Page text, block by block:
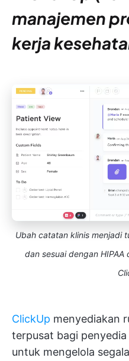
manajemen
kerja
Ubah catatan klinis menjadi
dan sesuai dengan
ClickUp menyediakan
terpusat bagi
untuk mengelola